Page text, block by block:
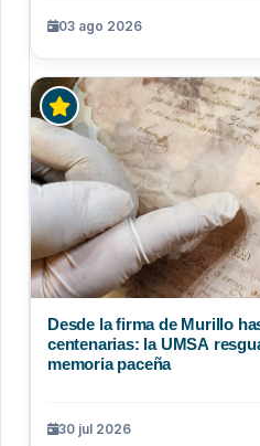
03 ago 2026
Desde la firma de Murillo
centenarias: la UMSA
memoria paceña
30 jul 2026